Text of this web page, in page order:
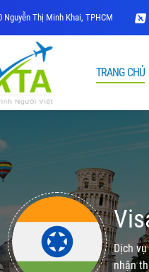
Nguyễn Thị Minh Khai, TPHCM
TRANG CHỦ
Dịch
nhận